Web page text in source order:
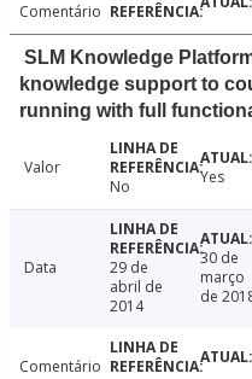
Comentário
SLM Knowledge
knowledge support to
running with full
Valor
No
Yes
Data
29 de
abril de
2014
30 de
março
de
Comentário